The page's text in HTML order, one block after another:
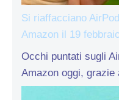
Si riaffacciano
Amazon il 19
Occhi puntati sugli
Amazon oggi, grazie